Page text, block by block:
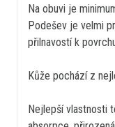
Na obuvi je
Podešev je velmi
přilnavostí k
Kůže pochází z
Nejlepší vlastnosti